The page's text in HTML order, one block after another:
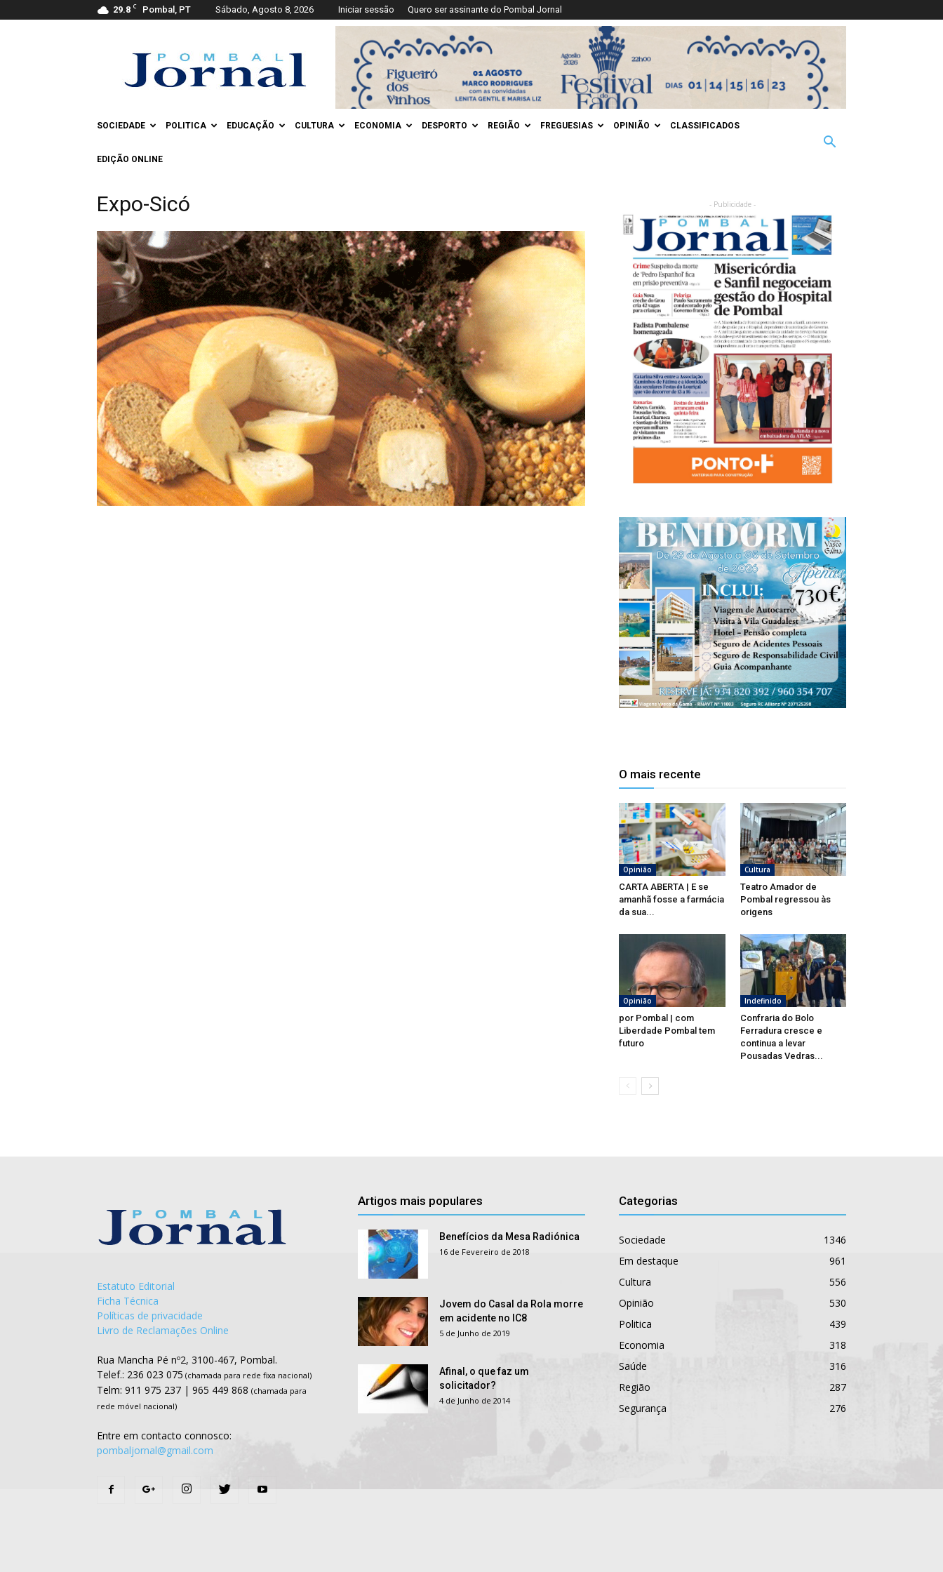
29.8 C Pombal, PT Sábado, Agosto 8, 2026 Iniciar sessão Quero ser assinante do Pombal Jornal
Jornal
SOCIEDADE POLITICA EDUCAÇÃO CULTURA ECONOMIA DESPORTO REGIÃO FREGUESIAS OPINIÃO CLASSIFICADOS
EDIÇÃO ONLINE
Expo-Sicó - Publicidade -
O mais recente
Opinião
CARTA ABERTA | E se
amanhã fosse a farmácia
da sua...
Cultura
Teatro Amador de
Pombal regressou às
origens
Opinião
por Pombal | com
Liberdade Pombal tem
futuro
Indefinido
Confraria do Bolo
Ferradura cresce e
continua a levar
Pousadas Vedras...
Estatuto Editorial
Ficha Técnica
Políticas de privacidade
Livro de Reclamações Online
Rua Mancha Pé nº2, 3100-467, Pombal.
Telef.: 236 023 075 (chamada para rede fixa nacional)
Telm: 911 975 237 | 965 449 868 (chamada para
rede móvel nacional)
Entre em contacto connosco:
pombaljornal@gmail.com
Artigos mais populares
Benefícios da Mesa Radiónica
16 de Fevereiro de 2018
Jovem do Casal da Rola morre
em acidente no IC8
5 de Junho de 2019
Afinal, o que faz um
solicitador?
4 de Junho de 2014
Categorias
Sociedade
1346
Em destaque
961
Cultura
556
Opinião
530
Politica
439
Economia
318
Saúde
316
Região
287
Segurança
276